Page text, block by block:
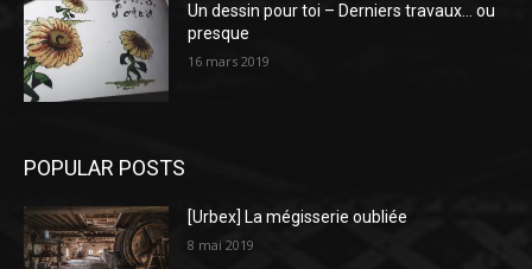
Un dessin pour toi – Derniers travaux… ou
presque
16 mars 2019
POPULAR POSTS
[Urbex] La mégisserie oubliée
8 mai 2019